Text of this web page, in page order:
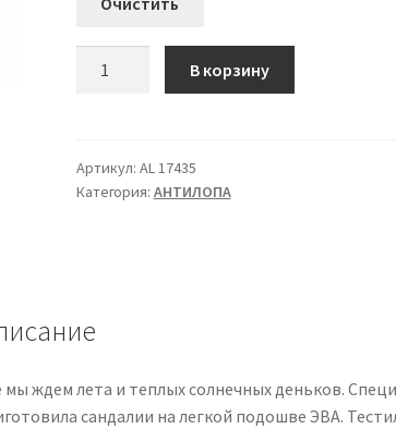
Сандалии
Антилопа
В корзину
Артикул: AL 17435
Категория: АHТИЛОПА
мы ждем лета и теплых солнечных деньков.
сандалии на легкой подошве ЭВА.